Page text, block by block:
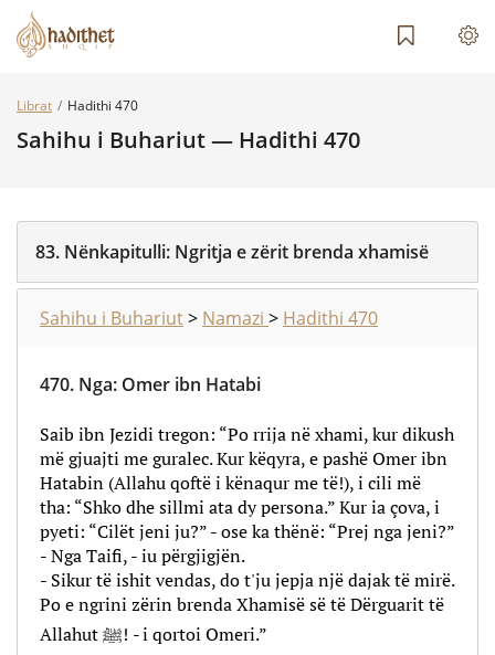
Librat Hadithi 470
Sahihu i Buhariut — Hadithi 470
83. Nënkapitulli: Ngritja e zërit brenda xhamisë
Sahihu i Buhariut> Namazi > Hadithi 470
470. Nga: Omer ibn Hatabi
Saib ibn Jezidi tregon: “Po rrija në xhami, kur dikush
më gjuajti me guralec. Kur këqyra, e pashë Omer ibn
Hatabin (Allahu qoftë i kënaqur me të!), i cili më
tha: “Shko dhe sillmi ata dy persona.” Kur ia çova, i
pyeti: “Cilët jeni ju?” - ose ka thënë: “Prej nga jeni?”
- Nga Taifi, - iu përgjigjën.
- Sikur të ishit vendas, do t'ju jepja një dajak të mirë.
Po e ngrini zërin brenda Xhamisë së të Dërguarit të
Allahut ﷺ! - i qortoi Omeri.”